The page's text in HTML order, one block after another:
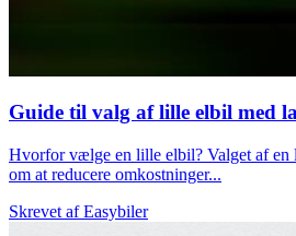
Guide til valg af lille elbil med
Hvorfor vælge en lille elbil? Valget af
om at reducere omkostninger...
Skrevet afEasybiler